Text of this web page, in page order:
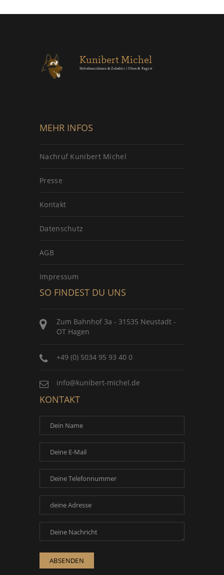
Kunibert Michel
Hobelmaschinen & Zubehör | Oboe & Fagott
MEHR INFOS
Nachruf Kunibert Michel
Presse
Kontakt
Datenschutz
AGB
Impressum
SO FINDEST DU UNS
Zum Bahnhof 3a - 31535 Neustadt -
OT Hagen
+49 (0) 5034 95 93 40 0
info@kunibert-michel.de
KONTAKT
ABSENDEN